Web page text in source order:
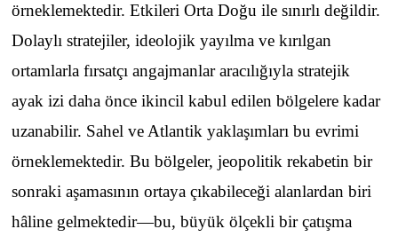
örneklemektedir. Etkileri Orta Doğu ile sınırlı değildir.
Dolaylı stratejiler, ideolojik yayılma ve kırılgan
ortamlarla fırsatçı angajmanlar aracılığıyla stratejik
ayak izi daha önce ikincil kabul edilen bölgelere kadar
uzanabilir. Sahel ve Atlantik yaklaşımları bu evrimi
örneklemektedir. Bu bölgeler, jeopolitik rekabetin bir
sonraki aşamasının ortaya çıkabileceği alanlardan biri
hâline gelmektedir—bu, büyük ölçekli bir çatışma